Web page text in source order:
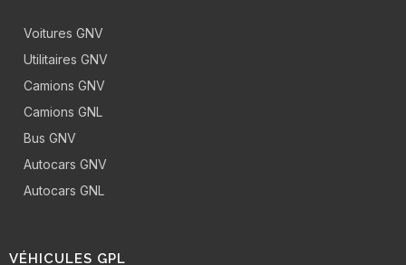
Voitures GNV
Utilitaires GNV
Camions GNV
Camions GNL
Bus GNV
Autocars GNV
Autocars GNL
VÉHICULES GPL